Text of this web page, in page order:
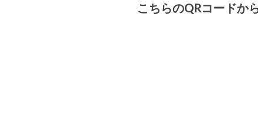
こちらのQRコードか